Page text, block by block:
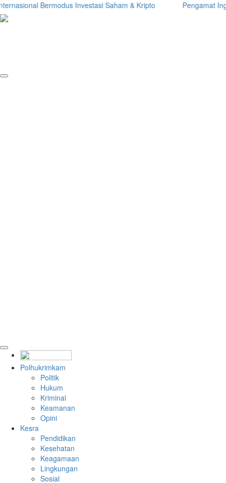
Bermodus Investasi Saham & Kripto Pengamat
Polhukrimkam
Politik
Hukum
Kriminal
Keamanan
Opini
Kesra
Pendidikan
Kesehatan
Keagamaan
Lingkungan
Sosial